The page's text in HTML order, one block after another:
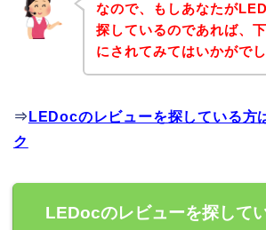
なので、もしあなたが
探しているのであれば、
にされてみてはいかがで
⇒ LEDocのレビューを探している方
ク
LEDocのレビューを探して